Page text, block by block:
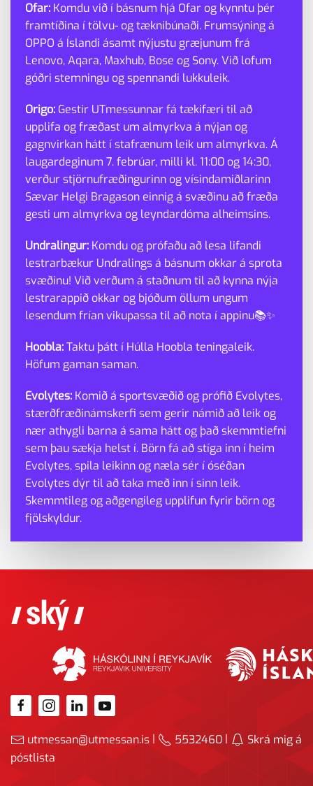
Porcelain Fortress|Project MOX| Solid Clouds
Tasty Rook
Ofar: Komdu við í básnum hjá Ofar og kynntu þér
framtíðina í tölvu- og tæknibúnaði. Frumsýning á
OPPO á Íslandi ásamt nýjustu græjunum frá
Lenovo, Aqara, Maxhub, Bose og Sony. Við lofum
góðri stemningu og spennandi lukkuleik.
Origo: Gestir UTmessunnar fá tækifæri til að
upplifa og fræðast um almyrkva á nýjan og
gagnvirkan hátt í stafrænum leik um almyrkva. Á
laugardeginum 7. febrúar, milli kl. 11:00 og 14:30,
verður stjörnufræðingurinn og vísindamiðlarinn
Sævar Helgi Bragason einnig á svæðinu að fræða
gesti um almyrkva og leyndardóma alheimsins.
Undralingur: Komdu og prófaðu að lesa lifandi
lestrarbækur Undralings á básnum okkar á sprota
svæðinu! Við verðum á staðnum til að kynna nýja
lestrarappið okkar og bjóðum öllum ungum
lesendum frían vikupassa til að nota í appinu📚✨
Hoobla:Taktu þátt í Húlla Hoobla teningaleik.
Höfum gaman saman.
Evolytes: Komið á sportsvæðið og prófið Evolytes,
stærðfræðinámskerfi sem gerir námið að leik og
nær athygli barna á sama hátt og það skemmtiefni
sem þau sækja helst í. Börn fá að stíga inn í heim
Evolytes, spila leikinn og næla sér í óséðan
Evolytes dýr til að taka með inn í sinn leik.
Skemmtileg og aðgengileg upplifun fyrir börn og
fjölskyldur.
utmessan@utmessan.is | 5532460 |
Skrá mig á
póstlista